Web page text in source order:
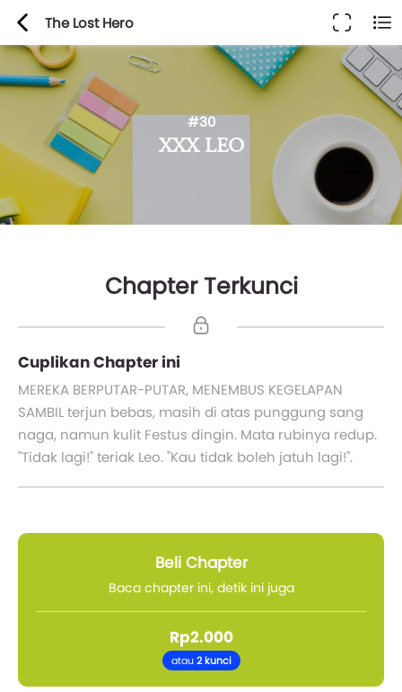
The Lost Hero
#30
XXX LEO
Chapter Terkunci
Cuplikan Chapter ini
MEREKA BERPUTAR-PUTAR, MENEMBUS KEGELAPAN
SAMBIL terjun bebas, masih di atas punggung sang
naga, namun kulit Festus dingin. Mata rubinya redup.
"Tidak lagi!" teriak Leo. "Kau tidak boleh jatuh lagi!".
Beli Chapter
Baca chapter ini, detik ini juga
Rp2.000
atau2 kunci